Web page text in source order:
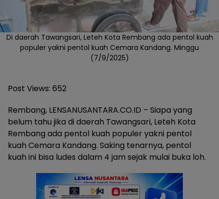
Di daerah Tawangsari, Leteh Kota Rembang ada pentol kuah
populer yakni pentol kuah Cemara Kandang. Minggu
(7/9/2025)
Post Views: 652
Rembang, LENSANUSANTARA.CO.ID – Siapa yang
belum tahu jika di daerah Tawangsari, Leteh Kota
Rembang ada pentol kuah populer yakni pentol
kuah Cemara Kandang. Saking tenarnya, pentol
kuah ini bisa ludes dalam 4 jam sejak mulai buka loh.